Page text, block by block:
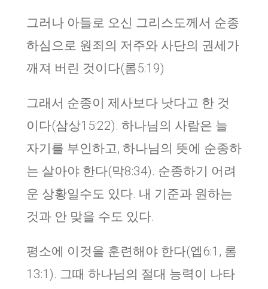
그러나 아들로 오신 그리스도께서 순종
하심으로 원죄의 저주와 사단의 권세가
깨져 버린 것이다(롬5:19)
그래서 순종이 제사보다 낫다고 한 것
이다(삼상15:22). 하나님의 사람은 늘
자기를 부인하고, 하나님의 뜻에 순종하
는 살아야 한다(막8:34). 순종하기 어려
운 상황일수도 있다. 내 기준과 원하는
것과 안 맞을 수도 있다.
평소에 이것을 훈련해야 한다(엡6:1, 롬
13:1). 그때 하나님의 절대 능력이 나타